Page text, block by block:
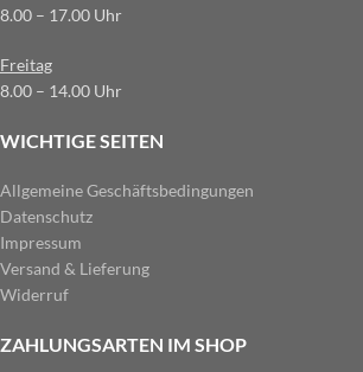
8.00 – 17.00 Uhr
Freitag
8.00 – 14.00 Uhr
WICHTIGE SEITEN
Allgemeine Geschäftsbedingungen
Datenschutz
Impressum
Versand & Lieferung
Widerruf
ZAHLUNGSARTEN IM SHOP